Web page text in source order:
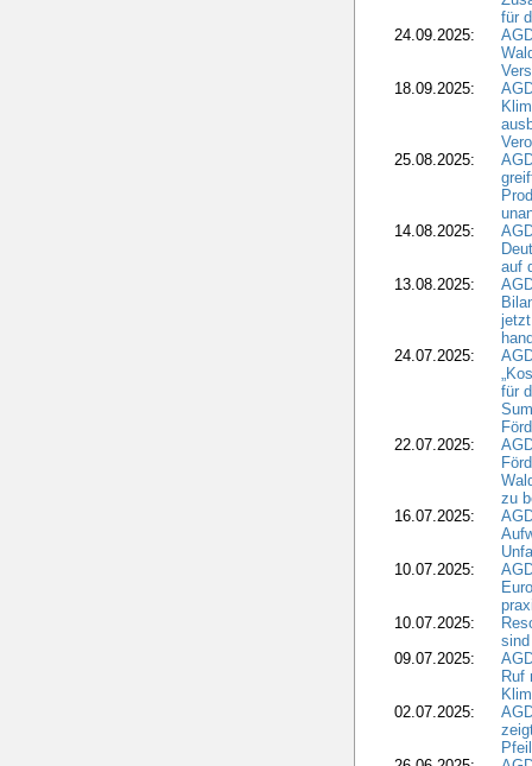
für
24.09.2025:
18.09.2025:
25.08.2025:
14.08.2025:
auf
13.08.2025:
24.07.2025:
für
22.07.2025:
zu
16.07.2025:
10.07.2025:
10.07.2025:
09.07.2025:
Ruf
02.07.2025: